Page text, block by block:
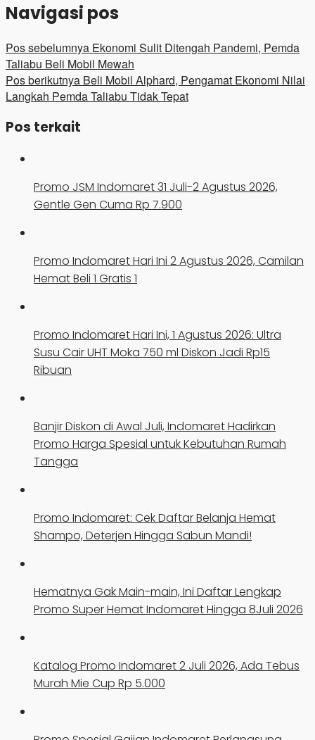
Navigasi pos
Pos sebelumnya Ekonomi Sulit Ditengah Pandemi, Pemda
Taliabu Beli Mobil Mewah
Pos berikutnya Beli Mobil Alphard, Pengamat Ekonomi Nilai
Langkah Pemda Taliabu Tidak Tepat
Pos terkait
Promo JSM Indomaret 31 Juli-2 Agustus 2026,
Gentle Gen Cuma Rp 7.900
Promo Indomaret Hari Ini 2 Agustus 2026, Camilan
Hemat Beli 1 Gratis 1
Promo Indomaret Hari Ini, 1 Agustus 2026: Ultra
Susu Cair UHT Moka 750 ml Diskon Jadi Rp15
Ribuan
Banjir Diskon di Awal Juli, Indomaret Hadirkan
Promo Harga Spesial untuk Kebutuhan Rumah
Tangga
Promo Indomaret: Cek Daftar Belanja Hemat
Shampo, Deterjen Hingga Sabun Mandi!
Hematnya Gak Main-main, Ini Daftar Lengkap
Promo Super Hemat Indomaret Hingga 8Juli 2026
Katalog Promo Indomaret 2 Juli 2026, Ada Tebus
Murah Mie Cup Rp 5.000